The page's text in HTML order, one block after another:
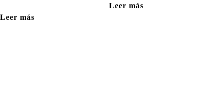
Leer más
Leer más